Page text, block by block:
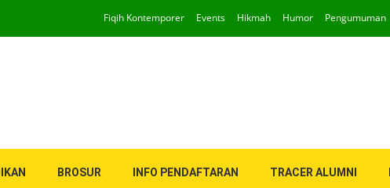
Fiqih Kontemporer Events Hikmah Humor Pengumuman
BROSUR INFO PENDAFTARAN TRACER ALUMNI